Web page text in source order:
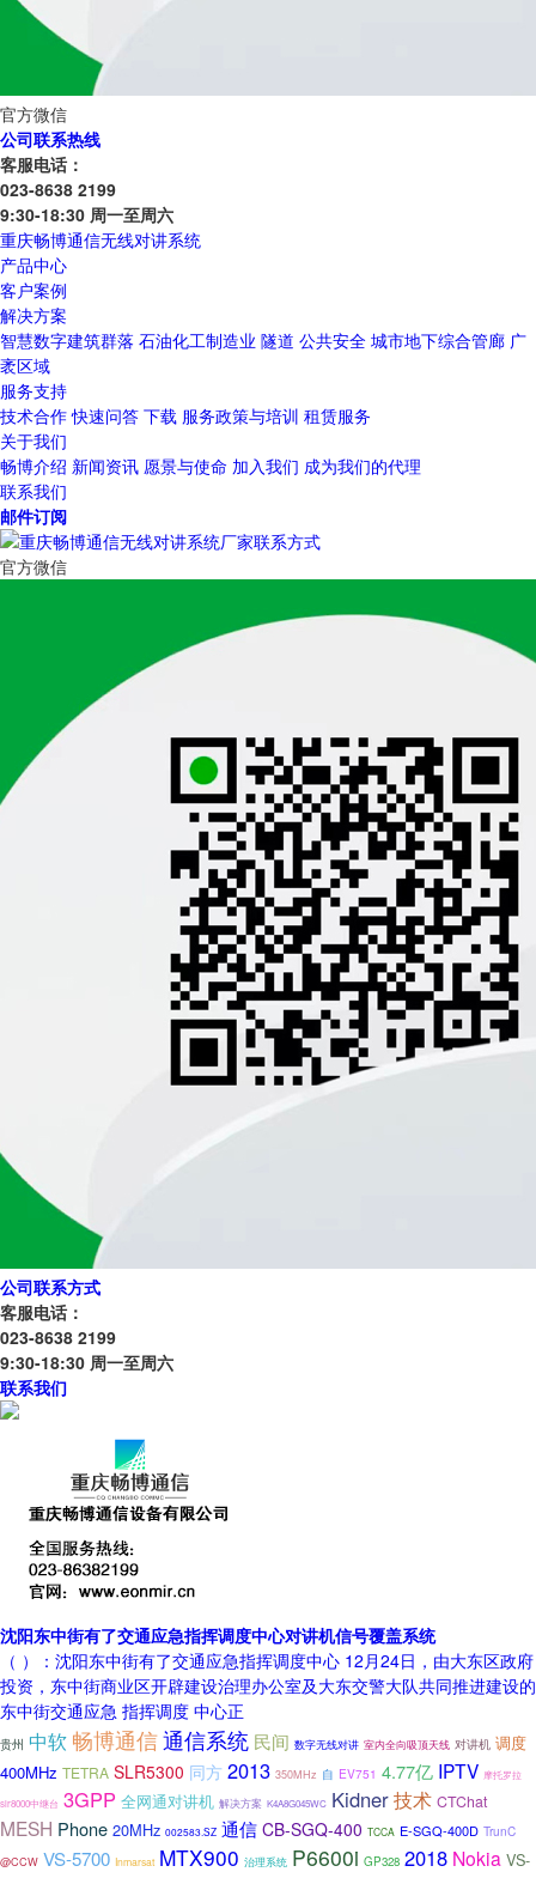
官方微信
公司联系热线
客服电话：
023-8638 2199
9:30-18:30 周一至周六
重庆畅博通信无线对讲系统
产品中心
客户案例
解决方案
智慧数字建筑群落 石油化工制造业 隧道 公共安全 城市地下综合管廊 广
袤区域
服务支持
技术合作 快速问答 下载 服务政策与培训 租赁服务
关于我们
畅博介绍 新闻资讯 愿景与使命 加入我们 成为我们的代理
联系我们
邮件订阅
官方微信
公司联系方式
客服电话：
023-8638 2199
9:30-18:30 周一至周六
联系我们
沈阳东中街有了交通应急指挥调度中心对讲机信号覆盖系统
（ ）：沈阳东中街有了交通应急指挥调度中心 12月24日，由大东区政府
投资，东中街商业区开辟建设治理办公室及大东交警大队共同推进建设的
东中街交通应急 指挥调度 中心正
贵州 中软 畅博通信通信系统 民间 数字无线对讲 室内全向吸顶天线 对讲机 调度
400MHz TETRA SLR5300 同方 2013 350MHz 自 EV751 4.77亿 IPTV 摩托罗拉
slr8000中继台 3GPP 全网通对讲机 解决方案 K4A8G045WC Kidner技术 CTChat
MESH Phone 20MHz 002583.SZ 通信 CB-SGQ-400 TCCA E-SGQ-400D TrunC
@CCW VS-5700 Inmarsat MTX900 治理系统 P6600i GP328 2018 Nokia VS-